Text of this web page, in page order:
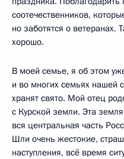
соотечественников,
но заботятся о ветеранах.
хорошо.
В моей семье, я об этом
и во многих семьях нашей
хранят свято. Мой отец
с Курской земли. Эта
вся центральная часть
Шли очень жестокие,
наступления, всё время